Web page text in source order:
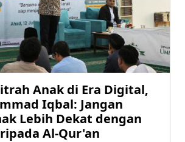
Anak di Era Digital,
Iqbal: Jangan
Lebih Dekat dengan
Al-Qur'an